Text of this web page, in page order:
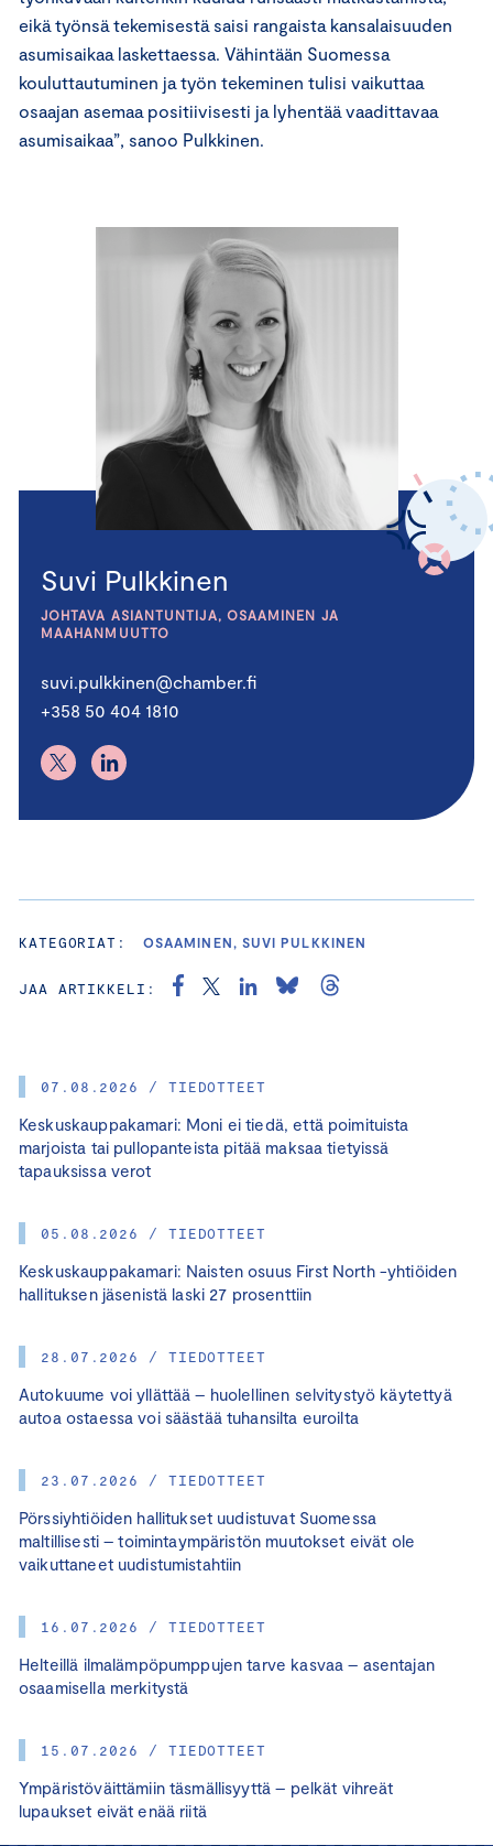
07.08.2026 / TIEDOTTEET
Keskuskauppakamari: Moni ei tiedä, että poimituista
marjoista tai pullopanteista pitää maksaa tietyissä
tapauksissa verot
05.08.2026 / TIEDOTTEET
Keskuskauppakamari: Naisten osuus First North -yhtiöiden
hallituksen jäsenistä laski 27 prosenttiin
28.07.2026 / TIEDOTTEET
Autokuume voi yllättää – huolellinen selvitystyö käytettyä
autoa ostaessa voi säästää tuhansilta euroilta
23.07.2026 / TIEDOTTEET
Pörssiyhtiöiden hallitukset uudistuvat Suomessa
maltillisesti – toimintaympäristön muutokset eivät ole
vaikuttaneet uudistumistahtiin
16.07.2026 / TIEDOTTEET
Helteillä ilmalämpöpumppujen tarve kasvaa – asentajan
osaamisella merkitystä
15.07.2026 / TIEDOTTEET
Ympäristöväittämiin täsmällisyyttä – pelkät vihreät
lupaukset eivät enää riitä
eikä työnsä tekemisestä saisi rangaista kansalaisuuden
asumisaikaa laskettaessa. Vähintään Suomessa
kouluttautuminen ja työn tekeminen tulisi vaikuttaa
osaajan asemaa positiivisesti ja lyhentää vaadittavaa
asumisaikaa”, sanoo Pulkkinen.
Suvi Pulkkinen
JOHTAVA ASIANTUNTIJA, OSAAMINEN JA
MAAHANMUUTTO
suvi.pulkkinen@chamber.fi
+358 50 404 1810
KATEGORIAT: OSAAMINEN, SUVI PULKKINEN
JAA ARTIKKELI: